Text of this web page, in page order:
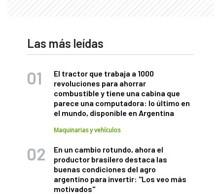
Las más leídas
El tractor que trabaja a 1000
revoluciones para ahorrar
combustible y tiene una cabina que
parece una computadora: lo último en
el mundo, disponible en Argentina
Maquinarias y vehículos
En un cambio rotundo, ahora el
productor brasilero destaca las
buenas condiciones del agro
argentino para invertir: "Los veo más
motivados"